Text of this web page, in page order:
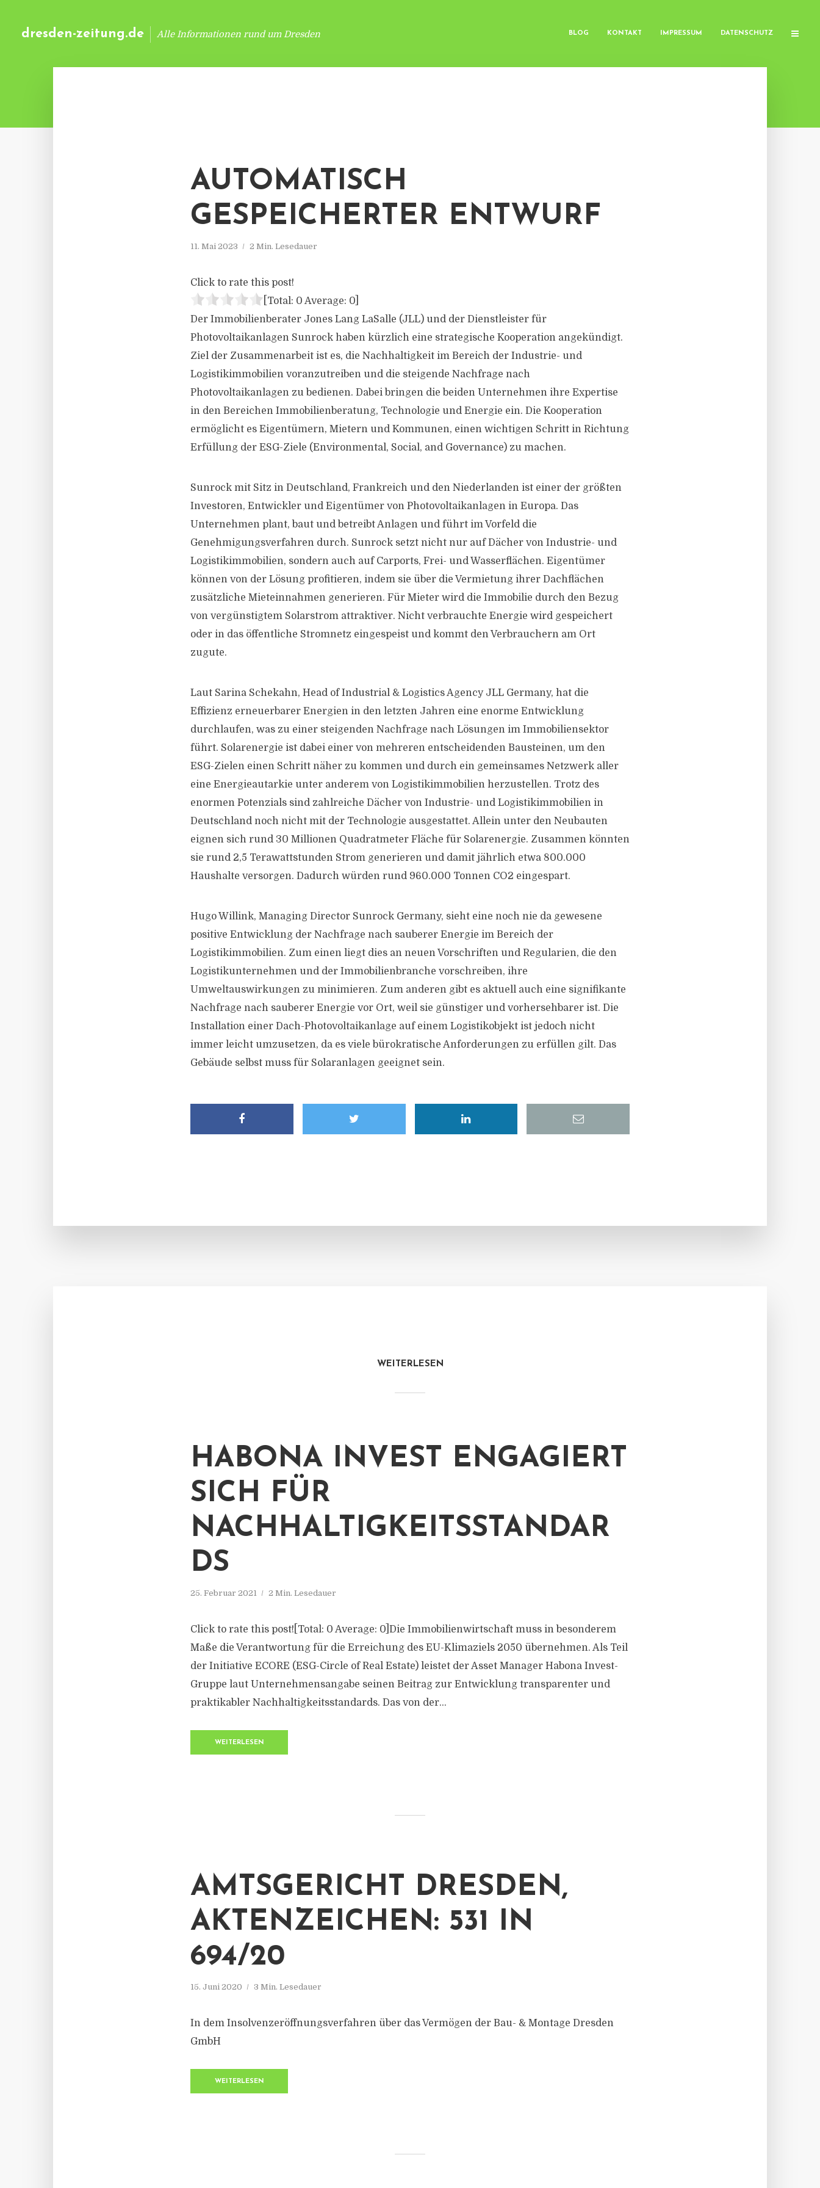
dresden-zeitung.de Alle Informationen rund um Dresden BLOG KONTAKT IMPRESSUM DATENSCHUTZ
AUTOMATISCH
GESPEICHERTER ENTWURF
11. Mai 2023 2 Min. Lesedauer
Click to rate this post!
[Total: 0 Average: 0
Der Immobilienberater Jones Lang LaSalle (JLL) und der Dienstleister für
Photovoltaikanlagen Sunrock haben kürzlich eine strategische Kooperation angekündigt.
Ziel der Zusammenarbeit ist es, die Nachhaltigkeit im Bereich der Industrie- und
Logistikimmobilien voranzutreiben und die steigende Nachfrage nach
Photovoltaikanlagen zu bedienen. Dabei bringen die beiden Unternehmen ihre Expertise
in den Bereichen Immobilienberatung, Technologie und Energie ein. Die Kooperation
ermöglicht es Eigentümern, Mietern und Kommunen, einen wichtigen Schritt in Richtung
Erfüllung der ESG-Ziele (Environmental, Social, and Governance) zu machen.
Sunrock mit Sitz in Deutschland, Frankreich und den Niederlanden ist einer der größten
Investoren, Entwickler und Eigentümer von Photovoltaikanlagen in Europa. Das
Unternehmen plant, baut und betreibt Anlagen und führt im Vorfeld die
Genehmigungsverfahren durch. Sunrock setzt nicht nur auf Dächer von Industrie- und
Logistikimmobilien, sondern auch auf Carports, Frei- und Wasserflächen. Eigentümer
können von der Lösung profitieren, indem sie über die Vermietung ihrer Dachflächen
zusätzliche Mieteinnahmen generieren. Für Mieter wird die Immobilie durch den Bezug
von vergünstigtem Solarstrom attraktiver. Nicht verbrauchte Energie wird gespeichert
oder in das öffentliche Stromnetz eingespeist und kommt den Verbrauchern am Ort
zugute.
Laut Sarina Schekahn, Head of Industrial & Logistics Agency JLL Germany, hat die
Effizienz erneuerbarer Energien in den letzten Jahren eine enorme Entwicklung
durchlaufen, was zu einer steigenden Nachfrage nach Lösungen im Immobiliensektor
führt. Solarenergie ist dabei einer von mehreren entscheidenden Bausteinen, um den
ESG-Zielen einen Schritt näher zu kommen und durch ein gemeinsames Netzwerk aller
eine Energieautarkie unter anderem von Logistikimmobilien herzustellen. Trotz des
enormen Potenzials sind zahlreiche Dächer von Industrie- und Logistikimmobilien in
Deutschland noch nicht mit der Technologie ausgestattet. Allein unter den Neubauten
eignen sich rund 30 Millionen Quadratmeter Fläche für Solarenergie. Zusammen könnten
sie rund 2,5 Terawattstunden Strom generieren und damit jährlich etwa 800.000
Haushalte versorgen. Dadurch würden rund 960.000 Tonnen CO2 eingespart.
Hugo Willink, Managing Director Sunrock Germany, sieht eine noch nie da gewesene
positive Entwicklung der Nachfrage nach sauberer Energie im Bereich der
Logistikimmobilien. Zum einen liegt dies an neuen Vorschriften und Regularien, die den
Logistikunternehmen und der Immobilienbranche vorschreiben, ihre
Umweltauswirkungen zu minimieren. Zum anderen gibt es aktuell auch eine signifikante
Nachfrage nach sauberer Energie vor Ort, weil sie günstiger und vorhersehbarer ist. Die
Installation einer Dach-Photovoltaikanlage auf einem Logistikobjekt ist jedoch nicht
immer leicht umzusetzen, da es viele bürokratische Anforderungen zu erfüllen gilt. Das
Gebäude selbst muss für Solaranlagen geeignet sein.
WEITERLESEN
HABONA INVEST ENGAGIERT
SICH FÜR
NACHHALTIGKEITSSTANDAR
DS
25. Februar 2021 2 Min. Lesedauer
Click to rate this post![Total: 0 Average: 0]Die Immobilienwirtschaft muss in besonderem
Maße die Verantwortung für die Erreichung des EU-Klimaziels 2050 übernehmen. Als Teil
der Initiative ECORE (ESG-Circle of Real Estate) leistet der Asset Manager Habona Invest-
Gruppe laut Unternehmensangabe seinen Beitrag zur Entwicklung transparenter und
praktikabler Nachhaltigkeitsstandards. Das von der...
WEITERLESEN
AMTSGERICHT DRESDEN,
AKTENZEICHEN: 531 IN
694/20
15. Juni 2020 3 Min. Lesedauer
In dem Insolvenzeröffnungsverfahren über das Vermögen der Bau- & Montage Dresden
GmbH
WEITERLESEN